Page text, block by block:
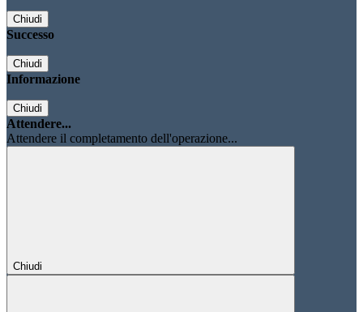
Chiudi
Successo
Chiudi
Informazione
Chiudi
Attendere...
Attendere il completamento dell'operazione...
Chiudi